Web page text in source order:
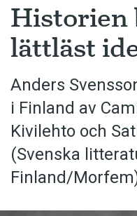
Historien
lättläst
Anders
i Finland av
Kivilehto och
(Svenska
Finland/